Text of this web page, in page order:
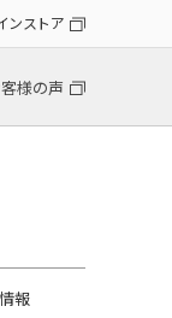
ンストア
様の声
報